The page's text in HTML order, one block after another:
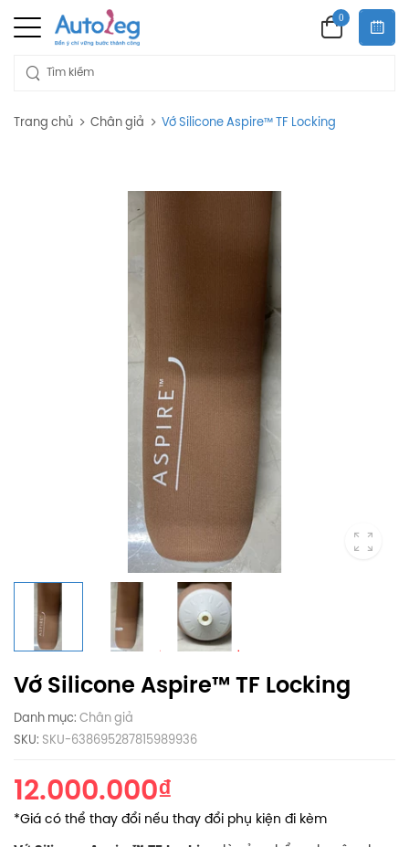
0
Trang chủ Chân giả Vớ Silicone Aspire™ TF Locking
Vớ Silicone Aspire™ TF Locking
Danh mục: Chân giả
SKU: SKU-638695287815989936
12.000.000₫
*Giá có thể thay đổi nếu thay đổi phụ kiện đi kèm